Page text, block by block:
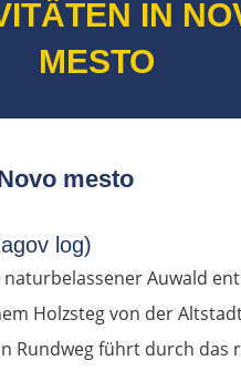
IN
MESTO
mesto
log)
naturbelassener Auwald
Holzsteg von der
Rundweg führt durch das